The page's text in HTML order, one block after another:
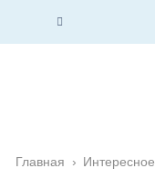
Главная › Интересное